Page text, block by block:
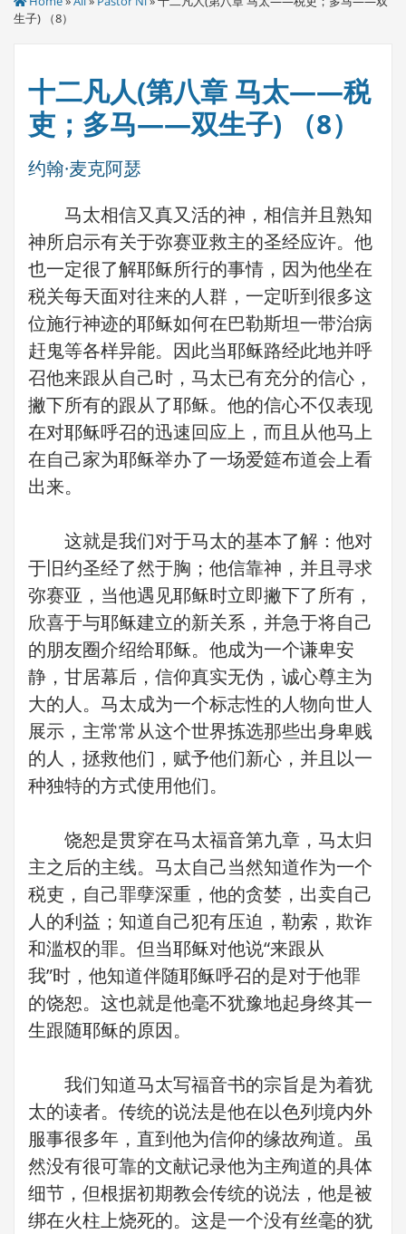
生子) （8）
十二凡人(第八章 马太——税
吏；多马——双生子) （8）
约翰·麦克阿瑟
马太相信又真又活的神，相信并且熟知
神所启示有关于弥赛亚救主的圣经应许。他
也一定很了解耶稣所行的事情，因为他坐在
税关每天面对往来的人群，一定听到很多这
位施行神迹的耶稣如何在巴勒斯坦一带治病
赶鬼等各样异能。因此当耶稣路经此地并呼
召他来跟从自己时，马太已有充分的信心，
撇下所有的跟从了耶稣。他的信心不仅表现
在对耶稣呼召的迅速回应上，而且从他马上
在自己家为耶稣举办了一场爱筵布道会上看
出来。
这就是我们对于马太的基本了解：他对
于旧约圣经了然于胸；他信靠神，并且寻求
弥赛亚，当他遇见耶稣时立即撇下了所有，
欣喜于与耶稣建立的新关系，并急于将自己
的朋友圈介绍给耶稣。他成为一个谦卑安
静，甘居幕后，信仰真实无伪，诚心尊主为
大的人。马太成为一个标志性的人物向世人
展示，主常常从这个世界拣选那些出身卑贱
的人，拯救他们，赋予他们新心，并且以一
种独特的方式使用他们。
饶恕是贯穿在马太福音第九章，马太归
主之后的主线。马太自己当然知道作为一个
税吏，自己罪孽深重，他的贪婪，出卖自己
人的利益；知道自己犯有压迫，勒索，欺诈
和滥权的罪。但当耶稣对他说“来跟从
我”时，他知道伴随耶稣呼召的是对于他罪
的饶恕。这也就是他毫不犹豫地起身终其一
生跟随耶稣的原因。
我们知道马太写福音书的宗旨是为着犹
太的读者。传统的说法是他在以色列境内外
服事很多年，直到他为信仰的缘故殉道。虽
然没有很可靠的文献记录他为主殉道的具体
细节，但根据初期教会传统的说法，他是被
绑在火柱上烧死的。这是一个没有丝毫的犹